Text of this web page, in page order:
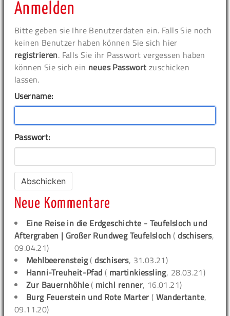
Anmelden
Bitte geben sie Ihre Benutzerdaten ein. Falls Sie noch
keinen Benutzer haben können Sie sich hier
registrieren. Falls Sie ihr Passwort vergessen haben
können Sie sich ein neues Passwort zuschicken
lassen.
Username:
Passwort:
Neue Kommentare
Eine Reise in die Erdgeschichte - Teufelsloch und
Aftergraben | Großer Rundweg Teufelsloch (dschisers,
09.04.21)
Mehlbeerensteig(dschisers, 31.03.21)
Hanni-Treuheit-Pfad ( martinkiessling, 28.03.21)
Zur Bauernhöhle ( michl renner, 16.01.21)
Burg Feuerstein und Rote Marter ( Wandertante,
09.11.20)